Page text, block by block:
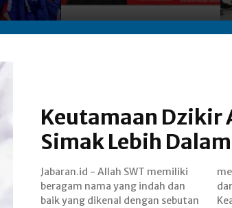
Keutamaan Dzikir
Simak Lebih Dalam
Jabaran.id - Allah SWT memiliki
beragam nama yang indah dan
baik yang dikenal dengan sebutan
mendatangkan banyak manfaat
dan keutamaan. Rahasia
Keajaiban Asmaul Husna dijelaskan